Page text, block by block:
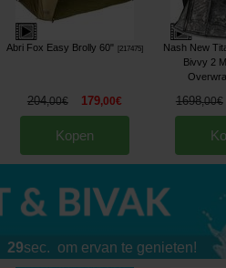
Abri Fox Easy Brolly 60" 217475]
204,00€ 179,00€
Kopen
Nash New
Bivvy 2
1698,00€
25sec. om ervan te genieten!